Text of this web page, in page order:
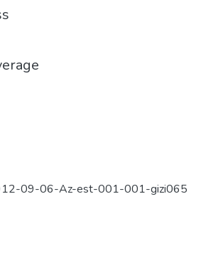
09-06-Az-est-001-001-gizi065